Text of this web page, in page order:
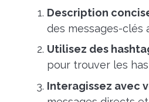
Description
des messages-clés
Utilisez des
pour trouver les
Interagissez avec